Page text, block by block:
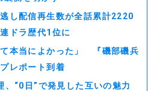
し配信再生数が全話累計2220
ドラ歴代1位に
本当によかった」 『磯部磯兵
レポート到着
、“0日”で発見した互いの魅力